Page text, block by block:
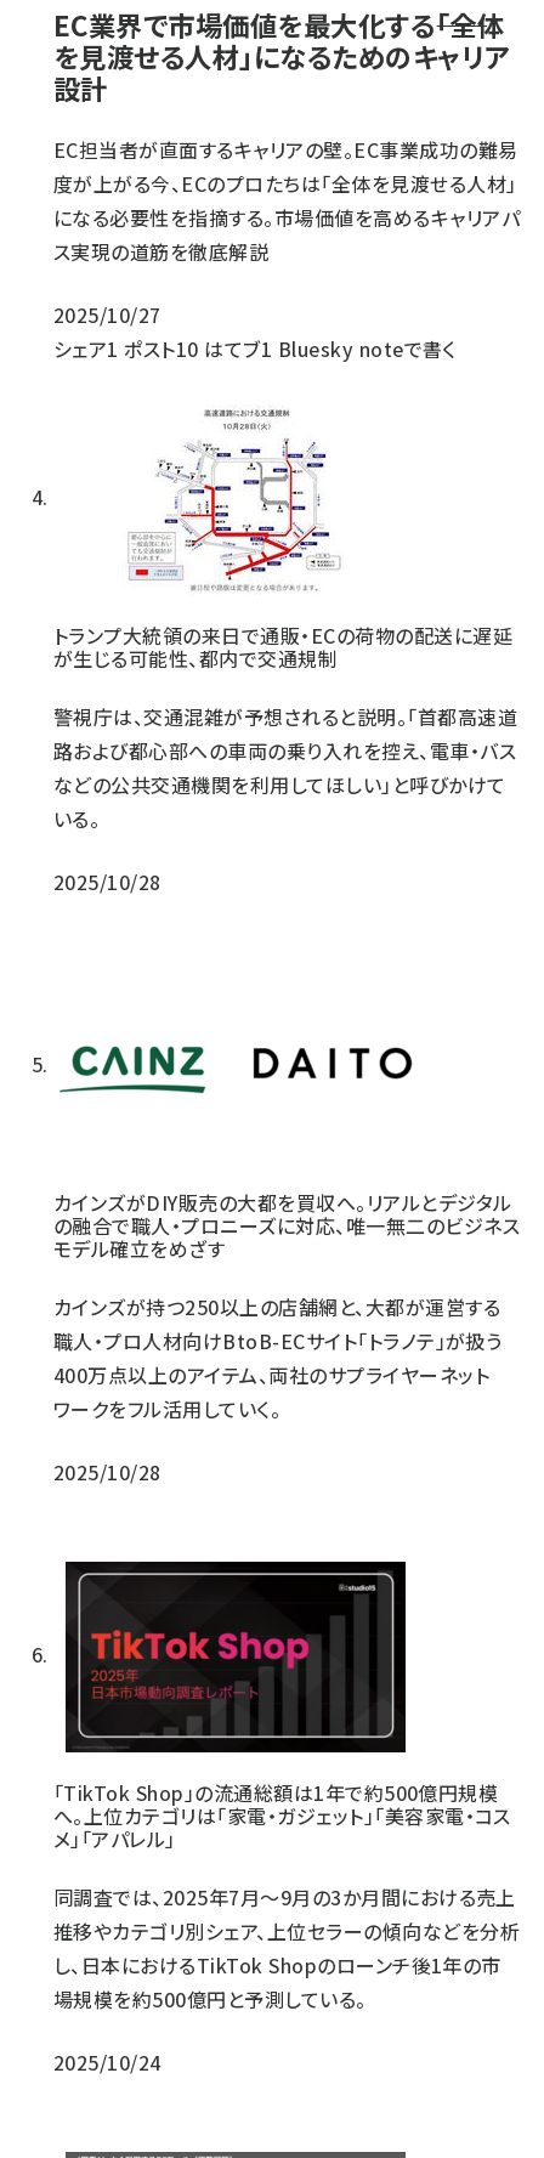
EC業界で市場価値を最大化する――「全体
を見渡せる人材」になるためのキャリア
設計
EC担当者が直面するキャリアの壁。EC事業成功の難易
度が上がる今、ECのプロたちは「全体を見渡せる人材」
になる必要性を指摘する。市場価値を高めるキャリアパ
ス実現の道筋を徹底解説
2025/10/27
シェア1 ポスト10 はてブ1 Bluesky noteで書く
トランプ大統領の来日で通販・ECの荷物の配送に遅延
が生じる可能性、都内で交通規制
警視庁は、交通混雑が予想されると説明。「首都高速道
路および都心部への車両の乗り入れを控え、電車・バス
などの公共交通機関を利用してほしい」と呼びかけて
いる。
2025/10/28
カインズがDIY販売の大都を買収へ。リアルとデジタル
の融合で職人・プロニーズに対応、唯一無二のビジネス
モデル確立をめざす
カインズが持つ250以上の店舗網と、大都が運営する
職人・プロ人材向けBtoB-ECサイト「トラノテ」が扱う
400万点以上のアイテム、両社のサプライヤーネット
ワークをフル活用していく。
2025/10/28
「TikTok Shop」の流通総額は1年で約500億円規模
へ。上位カテゴリは「家電・ガジェット」「美容家電・コス
メ」「アパレル」
同調査では、2025年7月～9月の3か月間における売上
推移やカテゴリ別シェア、上位セラーの傾向などを分析
し、日本におけるTikTok Shopのローンチ後1年の市
場規模を約500億円と予測している。
2025/10/24